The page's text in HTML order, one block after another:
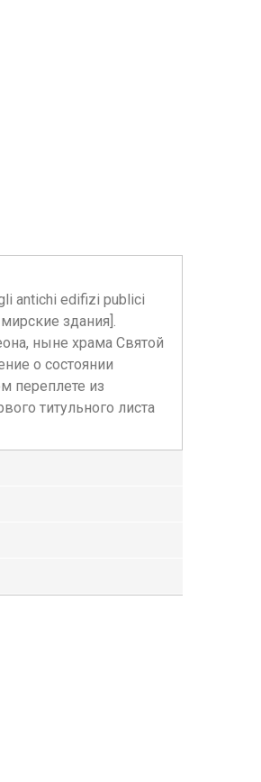
antichi edifizi publici
здания].
ныне храма Святой
о состоянии
переплете из
титульного листа